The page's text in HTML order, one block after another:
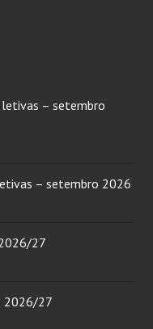
letivas – setembro
– setembro 2026
27
2026/27